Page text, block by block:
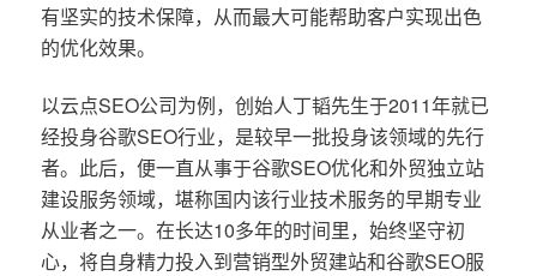
有坚实的技术保障，从而最大可能帮助客户实现出色
的优化效果。
以云点SEO公司为例，创始人丁韬先生于2011年就已
经投身谷歌SEO行业，是较早一批投身该领域的先行
者。此后，便一直从事于谷歌SEO优化和外贸独立站
建设服务领域，堪称国内该行业技术服务的早期专业
从业者之一。在长达10多年的时间里，始终坚守初
心，将自身精力投入到营销型外贸建站和谷歌SEO服